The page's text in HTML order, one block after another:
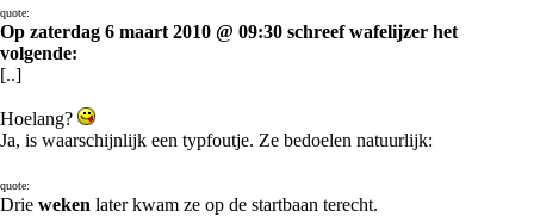
quote:
Op zaterdag 6 maart 2010 @ 09:30 schreef wafelijzer het
volgende:
[..]
Hoelang?
Ja, is waarschijnlijk een typfoutje. Ze bedoelen natuurlijk:
quote:
Drie weken later kwam ze op de startbaan terecht.